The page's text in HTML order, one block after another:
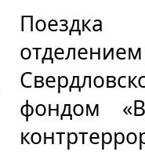
Поездка
фондом